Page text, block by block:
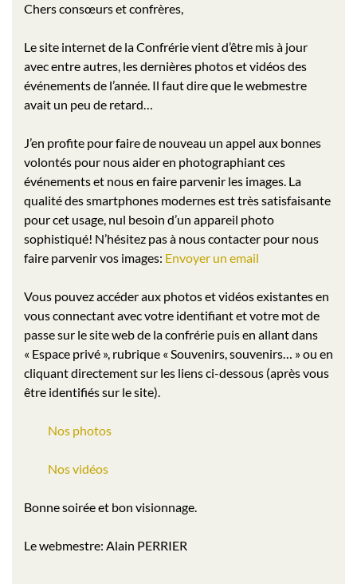
Chers consœurs et confrères,
Le site internet de la Confrérie vient d’être mis à jour
avec entre autres, les dernières photos et vidéos des
événements de l’année. Il faut dire que le webmestre
avait un peu de retard…
J’en profite pour faire de nouveau un appel aux bonnes
volontés pour nous aider en photographiant ces
événements et nous en faire parvenir les images. La
qualité des smartphones modernes est très satisfaisante
pour cet usage, nul besoin d’un appareil photo
sophistiqué! N’hésitez pas à nous contacter pour nous
faire parvenir vos images: Envoyer un email
Vous pouvez accéder aux photos et vidéos existantes en
vous connectant avec votre identifiant et votre mot de
passe sur le site web de la confrérie puis en allant dans
« Espace privé », rubrique « Souvenirs, souvenirs… » ou en
cliquant directement sur les liens ci-dessous (après vous
être identifiés sur le site).
Nos photos
Nos vidéos
Bonne soirée et bon visionnage.
Le webmestre: Alain PERRIER